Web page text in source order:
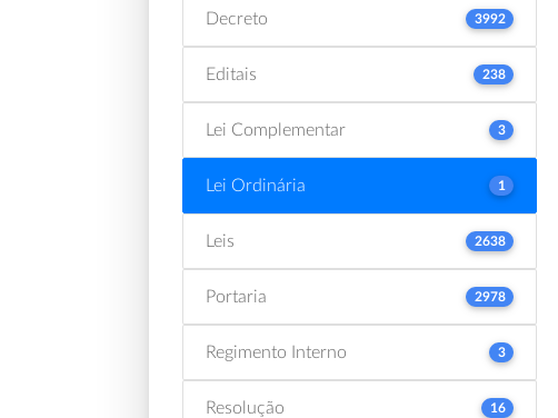
Decreto 3992
Editais 238
Lei Complementar 3
Lei Ordinária 1
Leis 2638
Portaria 2978
Regimento Interno 3
Resolução 16